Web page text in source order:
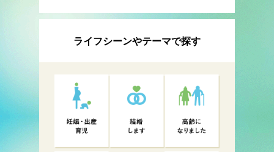
ライフシーンやテーマで探す